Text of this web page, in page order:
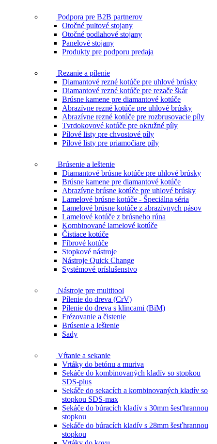
Podpora pre B2B partnerov
Otočné pultové stojany
Otočné podlahové stojany
Panelové stojany
Produkty pre podporu predaja
Rezanie a pílenie
Diamantové rezné kotúče pre uhlové brúsky
Diamantové rezné kotúče pre rezače škár
Brúsne kamene pre diamantové kotúče
Abrazívne rezné kotúče pre uhlové brúsky
Abrazívne rezné kotúče pre rozbrusovacie píly
Tvrdokovové kotúče pre okružné píly
Pílové listy pre chvostové píly
Pílové listy pre priamočiare píly
Brúsenie a leštenie
Diamantové brúsne kotúče pre uhlové brúsky
Brúsne kamene pre diamantové kotúče
Abrazívne brúsne kotúče pre uhlové brúsky
Lamelové brúsne kotúče - Špeciálna séria
Lamelové brúsne kotúče z abrazívnych pásov
Lamelové kotúče z brúsneho rúna
Kombinované lamelové kotúče
Čistiace kotúče
Fíbrové kotúče
Stopkové nástroje
Nástroje Quick Change
Systémové príslušenstvo
Nástroje pre multitool
Pílenie do dreva (CrV)
Pílenie do dreva s klincami (BiM)
Frézovanie a čistenie
Brúsenie a leštenie
Sady
Vŕtanie a sekanie
Vrtáky do betónu a muriva
Sekáče do kombinovaných kladív so stopkou
SDS-plus
Sekáče do sekacích a kombinovaných kladív so
stopkou SDS-max
Sekáče do búracích kladív s 30mm šesťhrannou
stopkou
Sekáče do búracích kladív s 28mm šesťhrannou
stopkou